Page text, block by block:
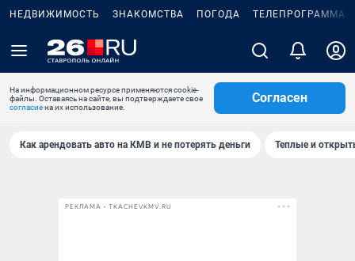
НЕДВИЖИМОСТЬ ЗНАКОМСТВА ПОГОДА ТЕЛЕПРОГРАММА
На информационном ресурсе применяются cookie-
файлы. Оставаясь на сайте, вы подтверждаете свое
согласиена их использование.
Согласен
Как арендовать авто на КМВ и не потерять деньги Теплые и
РЕКЛАМА • TKACHEVKMV.RU